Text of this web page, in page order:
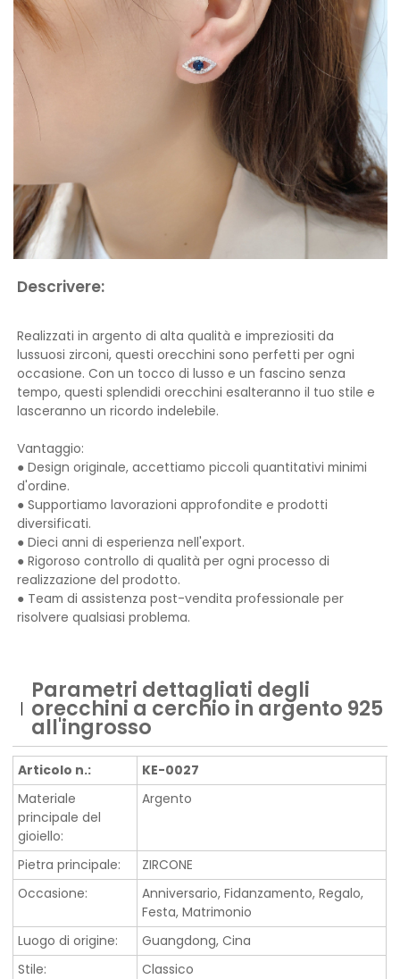
Descrivere:
Realizzati in argento di alta qualità e impreziositi da
lussuosi zirconi, questi orecchini sono perfetti per ogni
occasione. Con un tocco di lusso e un fascino senza
tempo, questi splendidi orecchini esalteranno il tuo stile e
lasceranno un ricordo indelebile.
Vantaggio:
● Design originale, accettiamo piccoli quantitativi minimi
d'ordine.
● Supportiamo lavorazioni approfondite e prodotti
diversificati.
● Dieci anni di esperienza nell'export.
● Rigoroso controllo di qualità per ogni processo di
realizzazione del prodotto.
● Team di assistenza post-vendita professionale per
risolvere qualsiasi problema.
Parametri dettagliati degli
orecchini a cerchio in argento 925
all'ingrosso
Articolo n.:
KE-0027
Materiale
principale del
gioiello:
Argento
Pietra principale:
ZIRCONE
Occasione:
Anniversario, Fidanzamento, Regalo,
Festa, Matrimonio
Luogo di origine:
Guangdong, Cina
Stile:
Classico